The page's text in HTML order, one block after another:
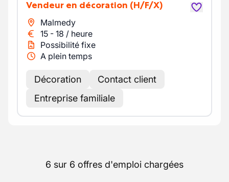
Vendeur en décoration (H/F/X)
Malmedy
15 - 18 / heure
Possibilité fixe
A plein temps
Décoration
Contact client
Entreprise familiale
6 sur 6 offres d'emploi chargées